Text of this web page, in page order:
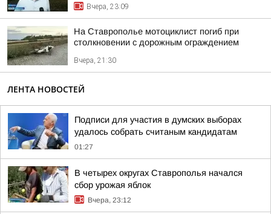
Вчера, 23:09
На Ставрополье мотоциклист погиб при
столкновении с дорожным ограждением
Вчера, 21:30
ЛЕНТА НОВОСТЕЙ
Подписи для участия в думских выборах
удалось собрать считаным кандидатам
01:27
В четырех округах Ставрополья начался
сбор урожая яблок
Вчера, 23:12